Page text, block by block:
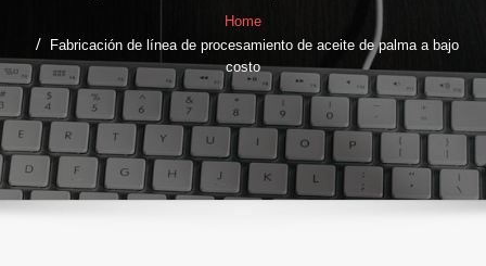
Home
Fabricación de línea de procesamiento de aceite de palma a bajo
costo